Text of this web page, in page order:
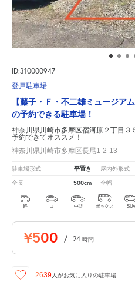
ID:310000947
登戸駐車場
【藤子・Ｆ・不二雄ミュージア
の予約できる駐車場！
神奈川県川崎市多摩区宿河原２丁目３
予約できてオススメ！
神奈川県川崎市多摩区長尾1-2-13
駐車場形式 平置き 屋内外形式
全長 500cm 全幅
軽 コ 中型 ボックス SUV
¥500 / 24 時間
2639 人がお気に入りの駐車場